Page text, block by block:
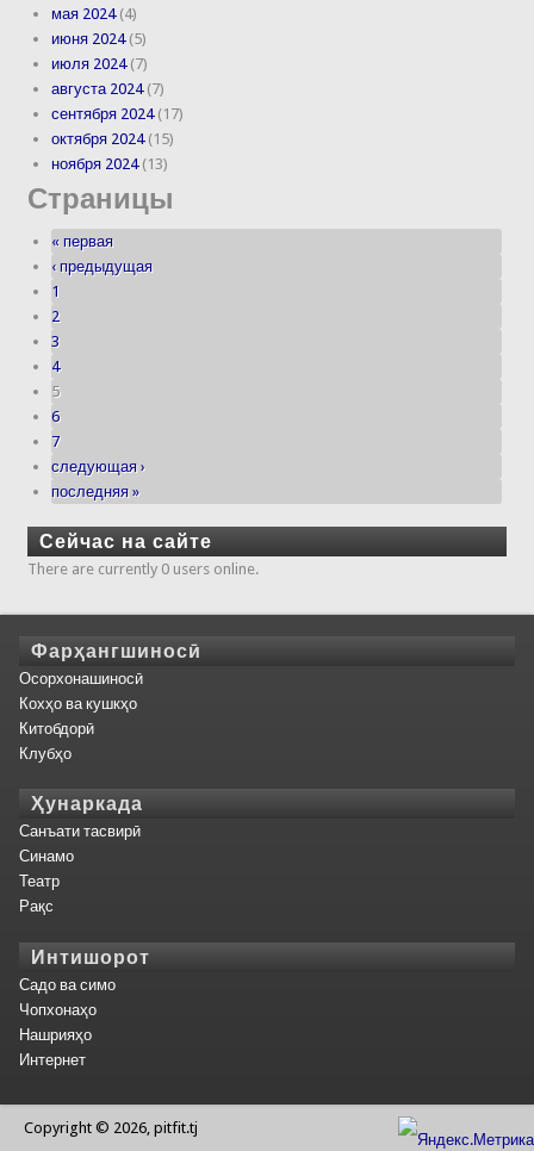
мая 2024(4)
июня 2024(5)
июля 2024(7)
августа 2024(7)
сентября 2024(17)
октября 2024(15)
ноября 2024(13)
Страницы
« первая
‹ предыдущая
1
2
3
4
5
6
7
следующая ›
последняя »
Сейчас на сайте
There are currently 0 users online.
Фарҳангшиносӣ
Осорхонашиносӣ
Кохҳо ва кушкҳо
Китобдорӣ
Клубҳо
Ҳунаркада
Санъати тасвирӣ
Синамо
Театр
Рақс
Интишорот
Садо ва симо
Чопхонаҳо
Нашрияҳо
Интернет
Copyright © 2026, pitfit.tj